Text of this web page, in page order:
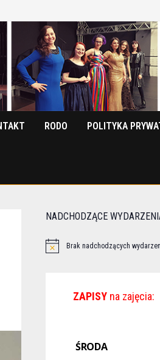
RODO POLITYKA
NADCHODZĄCE
Brak nadchodzących
ZAPISYna zajęcia:
ŚRODA